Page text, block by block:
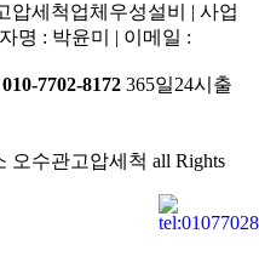
압세척업체우성설비 | 사업
명 : 박윤미 | 이메일 :
010-7702-8172 365일24시출
오수관고압세척 all Rights